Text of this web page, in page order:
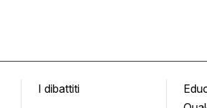
I dibattiti